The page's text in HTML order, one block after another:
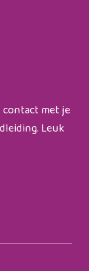
met je
Leuk